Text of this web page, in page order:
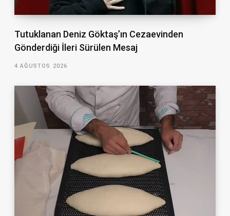
Tutuklanan Deniz Göktaş’ın Cezaevinden
Gönderdiği İleri Sürülen Mesaj
4 AĞUSTOS 2026